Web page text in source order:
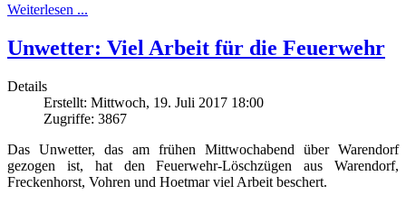
Weiterlesen ...
Unwetter: Viel Arbeit für die Feuerwehr
Details
Erstellt: Mittwoch, 19. Juli 2017 18:00
Zugriffe: 3867
Das Unwetter, das am frühen Mittwochabend über Warendorf
gezogen ist, hat den Feuerwehr-Löschzügen aus Warendorf,
Freckenhorst, Vohren und Hoetmar viel Arbeit beschert.